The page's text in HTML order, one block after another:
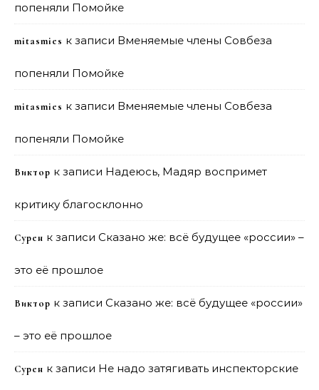
попеняли Помойке
mitasmies к записи Вменяемые члены Совбеза
попеняли Помойке
mitasmies к записи Вменяемые члены Совбеза
попеняли Помойке
Виктор к записи Надеюсь, Мадяр воспримет
критику благосклонно
Сурен к записи Сказано же: всё будущее «россии» –
это её прошлое
Виктор к записи Сказано же: всё будущее «россии»
– это её прошлое
Сурен к записи Не надо затягивать инспекторские